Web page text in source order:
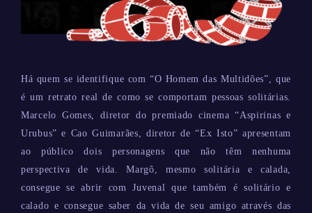
Há quem se identifique com “O Homem das Multidões”, que
é um retrato real de como se comportam pessoas solitárias.
Marcelo Gomes, diretor do premiado cinema “Aspirinas e
Urubus” e Cao Guimarães, diretor de “Ex Isto” apresentam
ao público dois personagens que não têm nenhuma
perspectiva de vida. Margô, mesmo solitária e calada,
consegue se abrir com Juvenal que também é solitário e
calado e consegue saber da vida de seu amigo através das